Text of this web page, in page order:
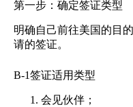
第一步：确定签证类型
明确自己前往美国的目
请的签证。
B-1签证适用类型
会见伙伴；